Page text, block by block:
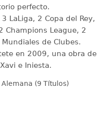
perfecto.
LaLiga, 2 Copa del Rey,
Champions League, 2
de Clubes.
en 2009, una obra de
e Iniesta.
(9 Títulos)